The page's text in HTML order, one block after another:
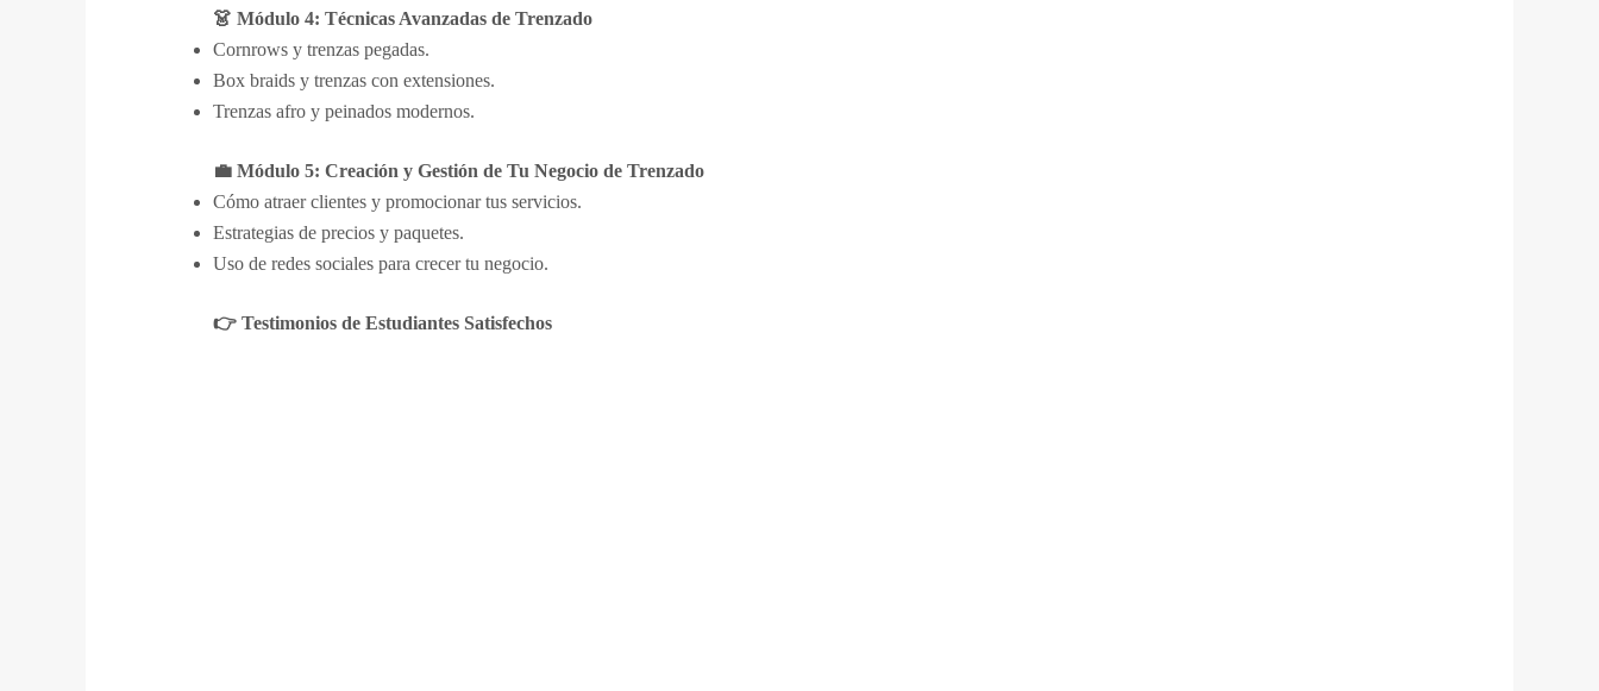
👗 Módulo 4: Técnicas Avanzadas de Trenzado
Cornrows y trenzas pegadas.
Box braids y trenzas con extensiones.
Trenzas afro y peinados modernos.
💼 Módulo 5: Creación y Gestión de Tu Negocio de Trenzado
Cómo atraer clientes y promocionar tus servicios.
Estrategias de precios y paquetes.
Uso de redes sociales para crecer tu negocio.
👉 Testimonios de Estudiantes Satisfechos